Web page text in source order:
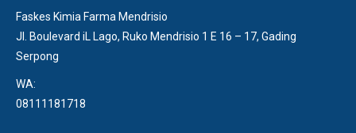
Faskes Kimia Farma Mendrisio
Jl. Boulevard iL Lago, Ruko Mendrisio 1 E 16 – 17, Gading
Serpong
WA:
08111181718